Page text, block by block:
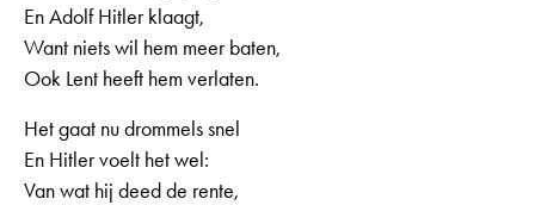
En Adolf Hitler klaagt,
Want niets wil hem meer baten,
Ook Lent heeft hem verlaten.
Het gaat nu drommels snel
En Hitler voelt het wel:
Van wat hij deed de rente,